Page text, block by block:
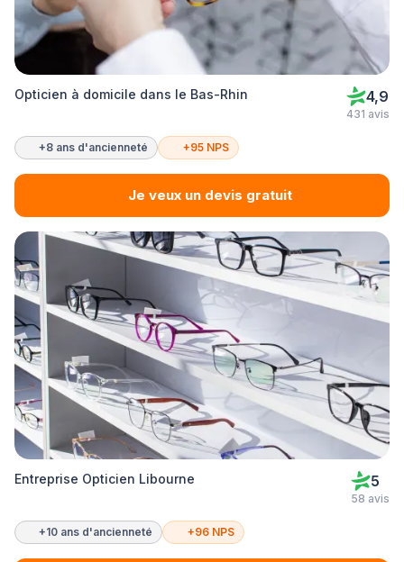
Opticien à domicile dans le Bas-Rhin 4,9
431 avis
+8 ans d'ancienneté +95 NPS
Je veux un devis gratuit
Entreprise Opticien Libourne 5
58 avis
+10 ans d'ancienneté +96 NPS